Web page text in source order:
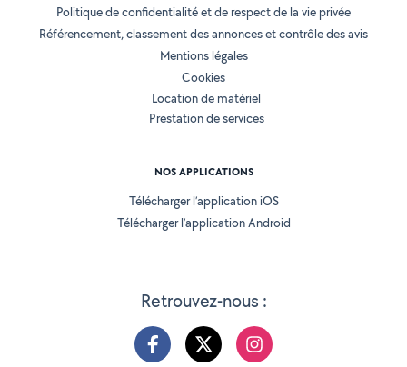
Retrouvez-nous :
Politique de confidentialité et de respect de la vie privée
Référencement, classement des annonces et contrôle des avis
Mentions légales
Cookies
Location de matériel
Prestation de services
NOS APPLICATIONS
Télécharger l’application iOS
Télécharger l’application Android